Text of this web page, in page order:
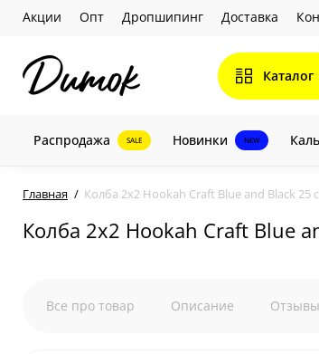
Акции Опт Дропшипинг Доставка
Каталог
Распродажа SALE Новинки NEW
Главная Колба 2х2 Hookah Craft Blue and Black 25
Колба 2х2 Hookah Craft Blue
Все про товар Описание Отзывы